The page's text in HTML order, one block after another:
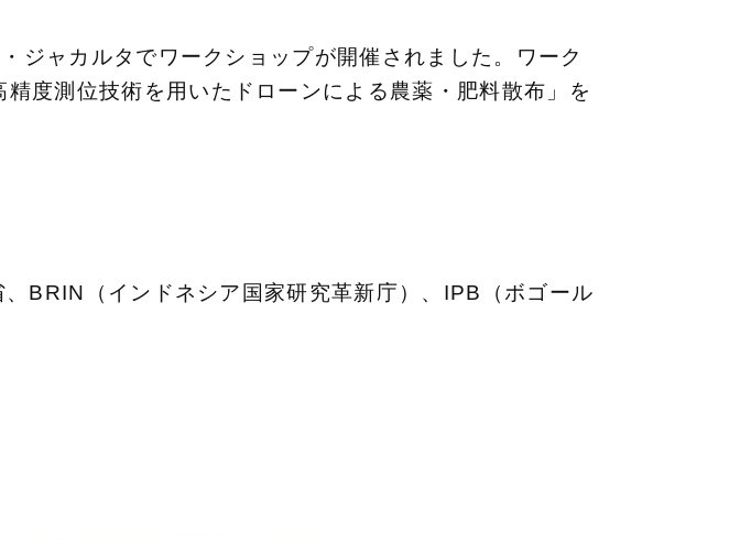
ジャカルタでワークショップが開催されました。ワーク
度測位技術を用いたドローンによる農薬・肥料散布」を
BRIN（インドネシア国家研究革新庁）、IPB（ボゴール